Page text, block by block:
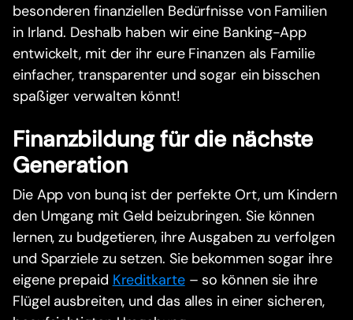
besonderen finanziellen Bedürfnisse von Familien
in Irland. Deshalb haben wir eine Banking-App
entwickelt, mit der ihr eure Finanzen als Familie
einfacher, transparenter und sogar ein bisschen
spaßiger verwalten könnt!
Finanzbildung für die nächste
Generation
Die App von bunq ist der perfekte Ort, um Kindern
den Umgang mit Geld beizubringen. Sie können
lernen, zu budgetieren, ihre Ausgaben zu verfolgen
und Sparziele zu setzen. Sie bekommen sogar ihre
eigene prepaid Kreditkarte– so können sie ihre
Flügel ausbreiten, und das alles in einer sicheren,